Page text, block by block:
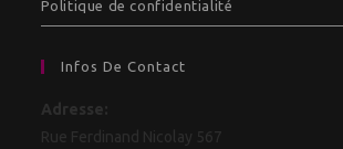
Politique de confidentialité
Infos De Contact
Adresse:
Rue Ferdinand Nicolay 567